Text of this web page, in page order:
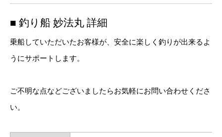
■ 釣り船 妙法丸 詳細
乗船していただいたお客様が、安全に楽しく釣りが出来るよ
うにサポートします。
ご不明な点などございましたらお気軽にお問い合わせくださ
い。